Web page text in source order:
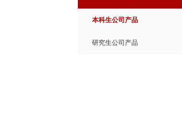
本科生公司产品
研究生公司产品